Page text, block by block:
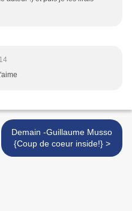
Demain -Guillaume Musso
{Coup de coeur inside!} >